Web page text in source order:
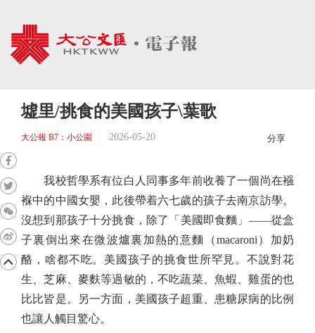
墟里/挑食的美國孩子\葉歌
大公報 B7：小公園 2026-05-20 分享
我校哲學系有位白人同事多年前收養了一個尚在襁
褓中的中國女嬰，此後帶着六七歲的孩子去南京訪學。
沒想到那孩子十分挑食，除了「美國即食麵」——從盒
子裏倒出來在微波爐裏加熱的意麵（macaroni）加奶
酪，啥都不吃。美國孩子的挑食世所罕見。不說對花
生、芝麻、麥麩等過敏的，不吃蔬菜、魚蝦、雞蛋的也
比比皆是。另一方面，美國孩子超重、患糖尿病的比例
也讓人觸目驚心。